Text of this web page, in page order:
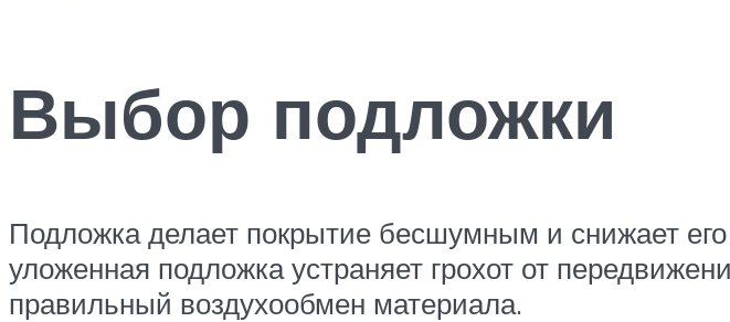
Выбор подложки
Подложка делает покрытие бесшумным и снижает
уложенная подложка устраняет грохот от
правильный воздухообмен материала.